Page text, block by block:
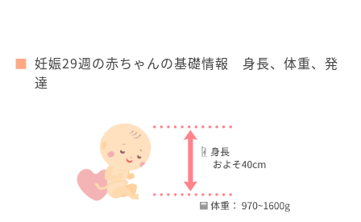
妊娠29週の赤ちゃんの基礎情報 身長、体重、発
達